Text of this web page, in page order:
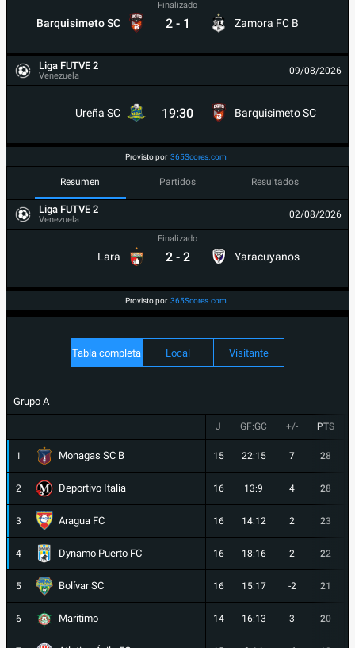
Barquisimeto SC
Finalizado
2 - 1 Zamora FC B
Liga FUTVE 2
Venezuela 09/08/2026
Ureña SC 19:30 Barquisimeto SC
Provisto por 365Scores.com
Resumen Partidos Resultados
Liga FUTVE 2
Venezuela 02/08/2026
Lara
Finalizado
2 - 2 Yaracuyanos
Provisto por 365Scores.com
Tabla completa Local Visitante
Grupo A
J GF:GC +/- PTS
1 Monagas SC B 15 22:15 7 28
2 Deportivo Italia 16 13:9 4 28
3 Aragua FC 16 14:12 2 23
4 Dynamo Puerto FC 16 18:16 2 22
5 Bolívar SC 16 15:17 -2 21
6 Maritimo 14 16:13 3 20